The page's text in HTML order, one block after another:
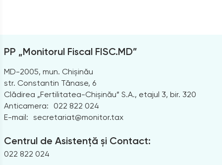
PP „Monitorul Fiscal FISC.MD”
MD-2005, mun. Chișinău
str. Constantin Tănase, 6
Clădirea „Fertilitatea-Chișinău” S.A., etajul 3, bir. 320
Anticamera:
022 822 024
E-mail: secretariat@monitor.tax
Centrul de Asistență și Contact:
022 822 024